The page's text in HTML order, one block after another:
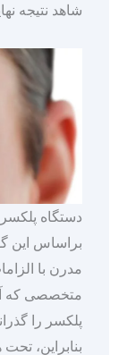
شاهد نتیجه
براساس این
مدرن با
متخصصی که
پلکسر را
بنابراین،